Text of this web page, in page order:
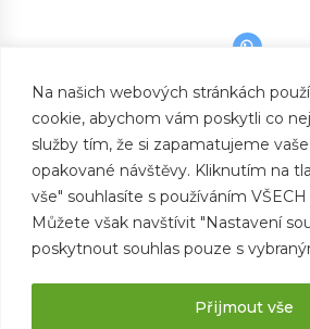
Na našich webových stránkách
cookie, abychom vám poskytli co
služby tím, že si zapamatujeme
opakované návštěvy. Kliknutím na
vše" souhlasíte s používáním
Můžete však navštívit "Nastavení
poskytnout souhlas pouze s
Přijmout vše
PREVIOUS
CHYTROST A MAZANOST
JAK SE